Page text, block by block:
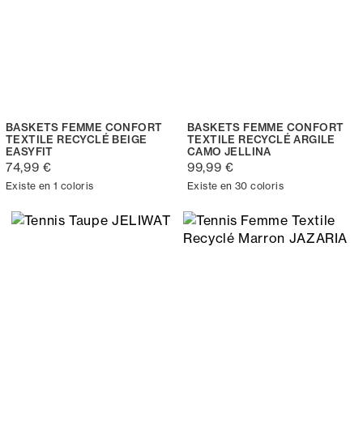
BASKETS FEMME CONFORT
TEXTILE RECYCLÉ BEIGE
EASYFIT
74,99 €
Existe en 1 coloris
BASKETS FEMME CONFORT
TEXTILE RECYCLÉ ARGILE
CAMO JELLINA
99,99 €
Existe en 30 coloris